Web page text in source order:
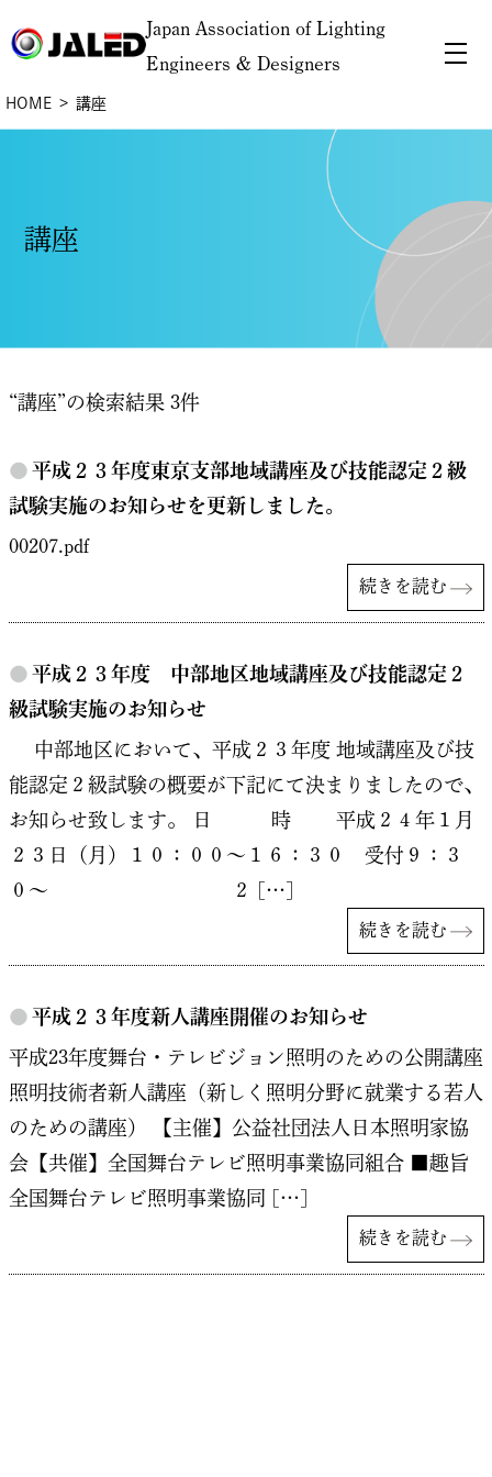
Japan Association of Lighting
Engineers & Designers
HOME 講座
講座
“講座”の検索結果 3件
● 平成２３年度東京支部地域講座及び技能認定２級
試験実施のお知らせを更新しました。
00207.pdf
続きを読む
● 平成２３年度 中部地区地域講座及び技能認定２
級試験実施のお知らせ
中部地区において、平成２３年度 地域講座及び技
能認定２級試験の概要が下記にて決まりましたので、
お知らせ致します。 日 時 平成２４年１月
２３日（月）１０：００〜１６：３０ 受付９：３
０〜 ２ […]
続きを読む
● 平成２３年度新人講座開催のお知らせ
平成23年度舞台・テレビジョン照明のための公開講座
照明技術者新人講座（新しく照明分野に就業する若人
のための講座） 【主催】公益社団法人日本照明家協
会【共催】全国舞台テレビ照明事業協同組合 ■趣旨
全国舞台テレビ照明事業協同 […]
続きを読む